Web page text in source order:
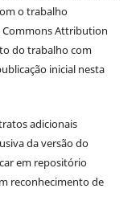
o trabalho
Commons Attribution
do trabalho com
inicial nesta
adicionais
da versão do
em repositório
reconhecimento de